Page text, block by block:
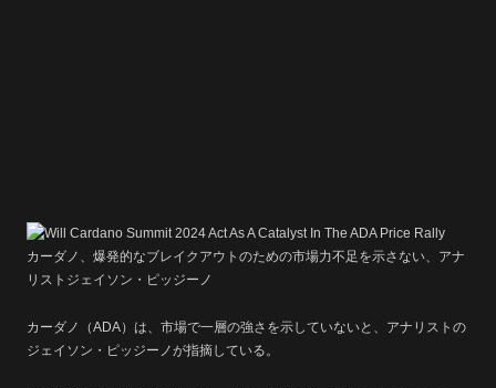
カーダノ、爆発的なブレイクアウトのための市場力不足を示さない、アナ
リストジェイソン・ピッジーノ
カーダノ（ADA）は、市場で一層の強さを示していないと、アナリストの
ジェイソン・ピッジーノが指摘している。